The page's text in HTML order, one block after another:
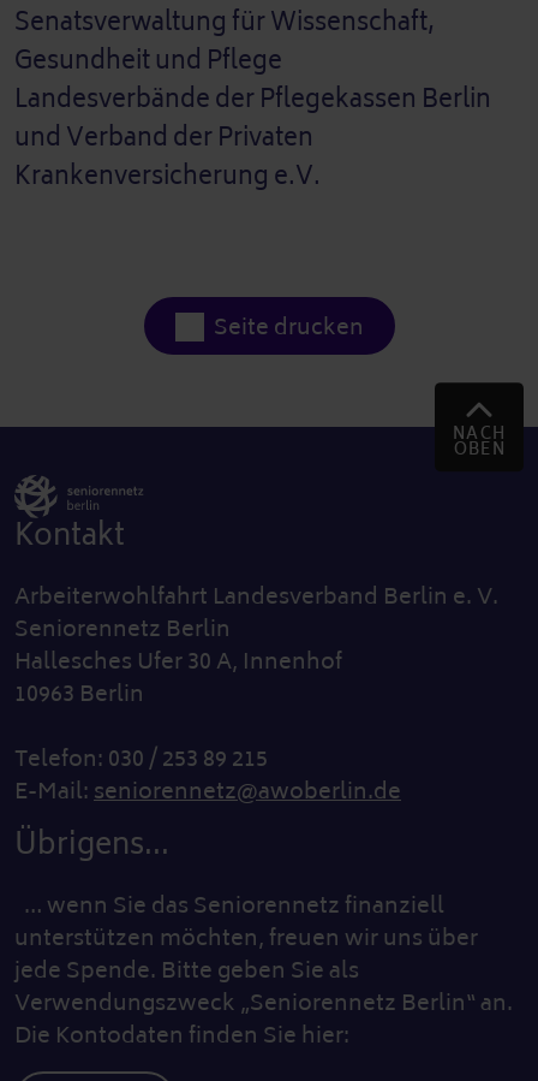
Senatsverwaltung für Wissenschaft,
Gesundheit und Pflege
Landesverbände der Pflegekassen Berlin
und Verband der Privaten
Krankenversicherung e.V.
Seite drucken
NACH
OBEN
Kontakt
Arbeiterwohlfahrt Landesverband Berlin e. V.
Seniorennetz Berlin
Hallesches Ufer 30 A, Innenhof
10963 Berlin
Telefon: 030 / 253 89 215
E-Mail:seniorennetz@awoberlin.de
Übrigens...
… wenn Sie das Seniorennetz finanziell
unterstützen möchten, freuen wir uns über
jede Spende. Bitte geben Sie als
Verwendungszweck „Seniorennetz Berlin“ an.
Die Kontodaten finden Sie hier: